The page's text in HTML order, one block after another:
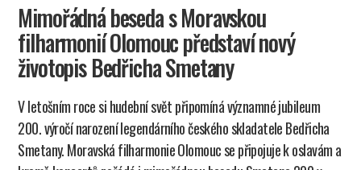
Mimořádná beseda s Moravskou
filharmonií Olomouc představí nový
životopis Bedřicha Smetany
V letošním roce si hudební svět připomíná významné jubileum
200. výročí narození legendárního českého skladatele Bedřicha
Smetany. Moravská filharmonie Olomouc se připojuje k oslavám a